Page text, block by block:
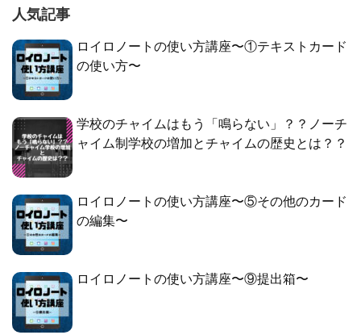
人気記事
ロイロノートの使い方講座〜①テキストカード
の使い方〜
学校のチャイムはもう「鳴らない」？？ノーチ
ャイム制学校の増加とチャイムの歴史とは？？
ロイロノートの使い方講座〜⑤その他のカード
の編集〜
ロイロノートの使い方講座〜⑨提出箱〜